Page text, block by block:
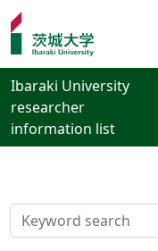
Ibaraki University
researcher
information list
検索